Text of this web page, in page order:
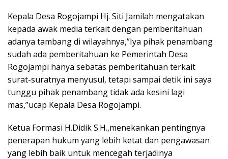
Kepala Desa Rogojampi Hj. Siti Jamilah mengatakan
kepada awak media terkait dengan pemberitahuan
adanya tambang di wilayahnya,”Iya pihak penambang
sudah ada pemberitahuan ke Pemerintah Desa
Rogojampi hanya sebatas pemberitahuan terkait
surat-suratnya menyusul, tetapi sampai detik ini saya
tunggu pihak penambang tidak ada kesini lagi
mas,”ucap Kepala Desa Rogojampi.
Ketua Formasi H.Didik S.H.,menekankan pentingnya
penerapan hukum yang lebih ketat dan pengawasan
yang lebih baik untuk mencegah terjadinya